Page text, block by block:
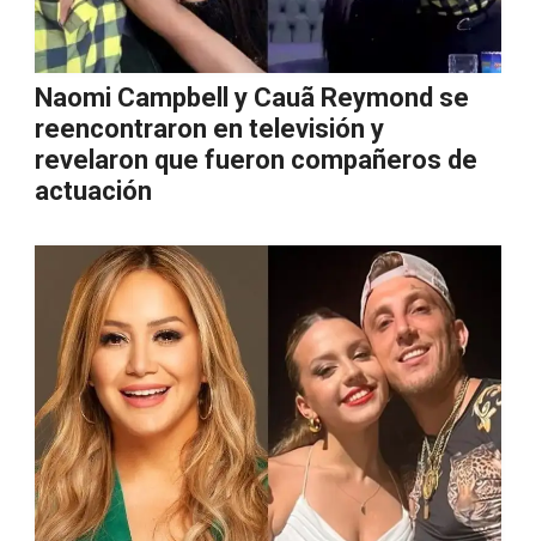
Naomi Campbell y Cauã Reymond se
reencontraron en televisión y
revelaron que fueron compañeros de
actuación